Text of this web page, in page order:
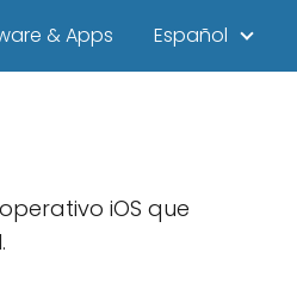
& Apps Español
iOS que